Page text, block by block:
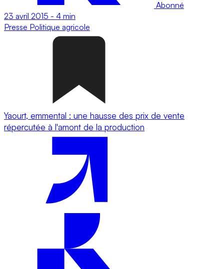
Abonné
23 avril 2015 - 4 min
Presse Politique agricole
Yaourt, emmental : une hausse des prix de vente
répercutée à l'amont de la production